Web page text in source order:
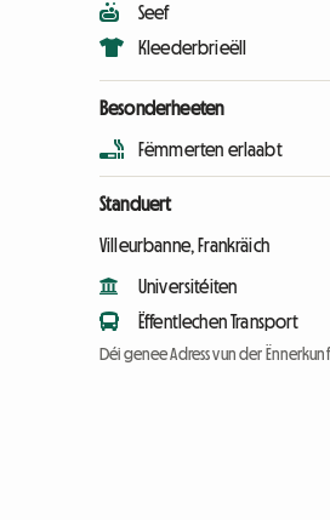
Seef
Kleederbrieëll
Besonderheeten
Fëmmerten erlaabt
Standuert
Villeurbanne, Frankräich
Universitéiten
Ëffentlechen Transport
Déi genee Adress vun der